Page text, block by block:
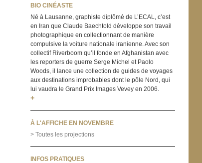
BIO CINÉASTE
Né à Lausanne, graphiste diplômé de L’ECAL, c’est
en Iran que Claude Baechtold développe son travail
photographique en collectionnant de manière
compulsive la voiture nationale iranienne. Avec son
collectif Riverboom qu’il fonde en Afghanistan avec
les reporters de guerre Serge Michel et Paolo
Woods, il lance une collection de guides de voyages
aux destinations improbables dont le pôle Nord, qui
lui vaudra le Grand Prix Images Vevey en 2006.
+
À L'AFFICHE EN NOVEMBRE
> Toutes les projections
INFOS PRATIQUES